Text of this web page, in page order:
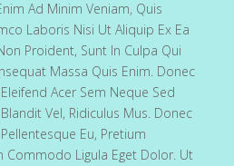
Ad Minim Veniam, Quis
Laboris Nisi Ut Aliquip Ex Ea
Proident, Sunt In Culpa Qui
Massa Quis Enim. Donec
Acer Sem Neque Sed
Vel, Ridiculus Mus. Donec
Eu, Pretium
Commodo Ligula Eget Dolor. Ut